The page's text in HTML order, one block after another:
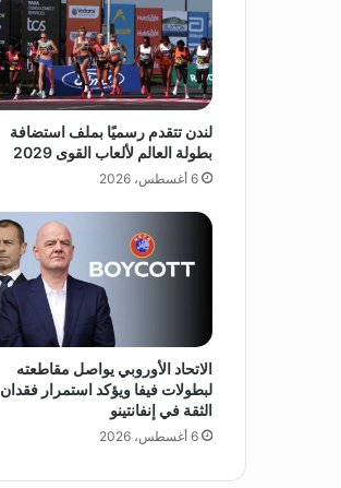
ل
د
ا
ل
م
ه
ن
ا
ف
ة
ا
ل
ج
م
ة
لندن تتقدم رسميًا بملف استضافة
بطولة العالم لألعاب القوى 2029
6 أغسطس، 2026
الاتحاد الأوروبي يواصل مقاطعته
لبطولات فيفا ويؤكد استمرار فقدان
الثقة في إنفانتينو
6 أغسطس، 2026